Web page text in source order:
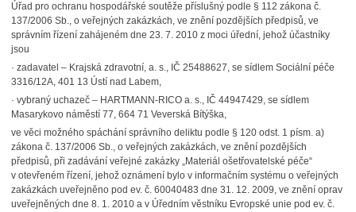
Úřad pro ochranu hospodářské soutěže příslušný podle § 112 zákona č.
137/2006 Sb., o veřejných zakázkách, ve znění pozdějších předpisů, ve
správním řízení zahájeném dne 23. 7. 2010 z moci úřední, jehož účastníky
jsou
· zadavatel – Krajská zdravotní, a. s., IČ 25488627, se sídlem Sociální péče
3316/12A, 401 13 Ústí nad Labem,
· vybraný uchazeč – HARTMANN-RICO a. s., IČ 44947429, se sídlem
Masarykovo náměstí 77, 664 71 Veverská Bítýška,
ve věci možného spáchání správního deliktu podle § 120 odst. 1 písm. a)
zákona č. 137/2006 Sb., o veřejných zakázkách, ve znění pozdějších
předpisů, při zadávání veřejné zakázky „Materiál ošetřovatelské péče“
v otevřeném řízení, jehož oznámení bylo v informačním systému o veřejných
zakázkách uveřejněno pod ev. č. 60040483 dne 31. 12. 2009, ve znění oprav
uveřejněných dne 8. 1. 2010 a v Úředním věstníku Evropské unie pod ev. č.